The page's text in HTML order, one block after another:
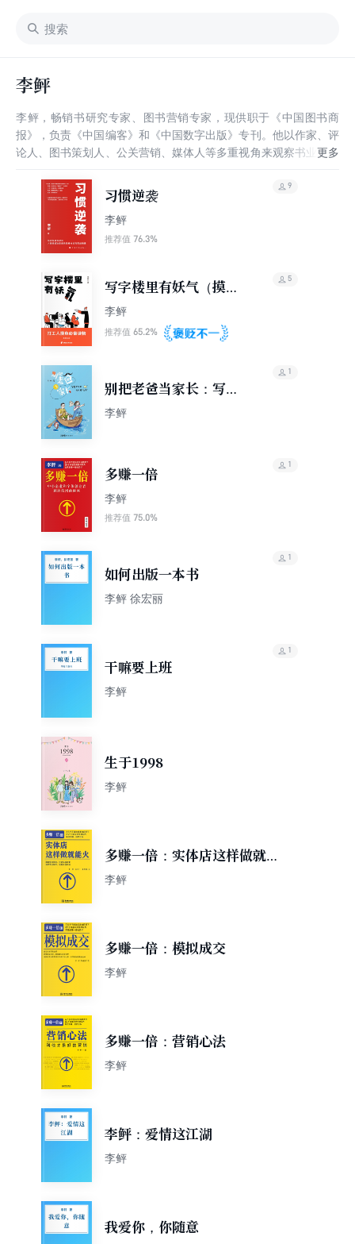
李鲆
李鲆，畅销书研究专家、图书营销专家，现供职于《中国图书商
报》，负责《中国编客》和《中国数字出版》专刊。他以作家、评
论人、图书策划人、公关营销、媒体人等多重视角来观察书业，策
国编客》组织了“编客学堂”系列讲座，广邀出版大家传经送宝，在
业内有广泛影响。
习惯逆袭
李鲆
推荐值 76.3%
9
写字楼里有妖气（摸鱼
必备读物）
李鲆
推荐值 65.2%
5
别把老爸当家长：写给
女儿的46封“情书”
李鲆
1
多赚一倍
李鲆
推荐值 75.0%
1
如何出版一本书
李鲆 徐宏丽
1
干嘛要上班
李鲆
1
生于1998
李鲆
多赚一倍：实体店这样做就能
火
李鲆
多赚一倍：模拟成交
李鲆
多赚一倍：营销心法
李鲆
李鲆：爱情这江湖
李鲆
我爱你，你随意